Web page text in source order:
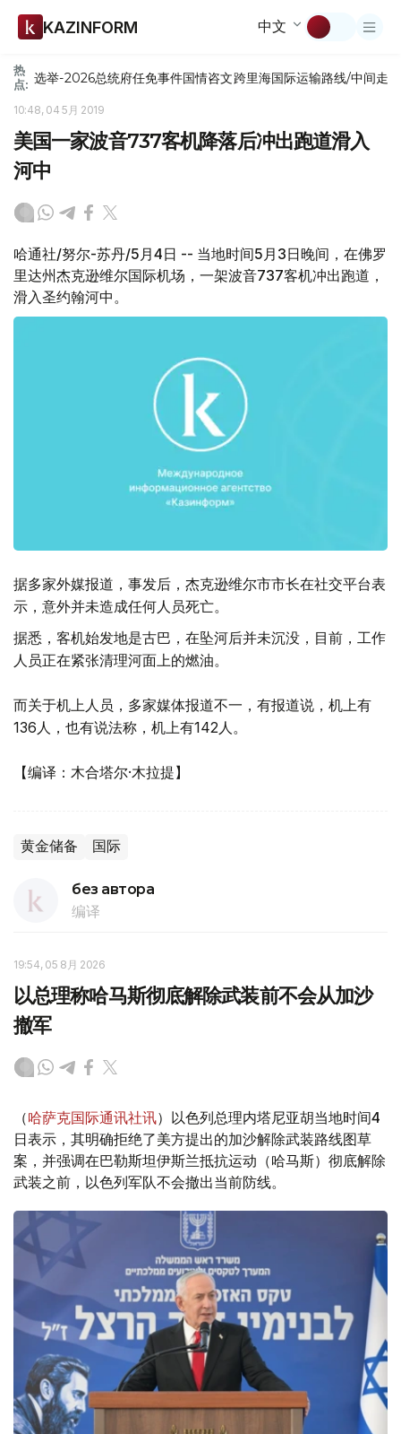
KAZINFORM 中文
热
点: 选举-2026总统府任免事件国情咨文跨里海国际运输路线/中间走廊
10:48, 04 5月 2019
美国一家波音737客机降落后冲出跑道滑入
河中
哈通社/努尔-苏丹/5月4日 -- 当地时间5月3日晚间，在佛罗
里达州杰克逊维尔国际机场，一架波音737客机冲出跑道，
滑入圣约翰河中。
据多家外媒报道，事发后，杰克逊维尔市市长在社交平台表
示，意外并未造成任何人员死亡。
据悉，客机始发地是古巴，在坠河后并未沉没，目前，工作
人员正在紧张清理河面上的燃油。
而关于机上人员，多家媒体报道不一，有报道说，机上有
136人，也有说法称，机上有142人。
【编译：木合塔尔·木拉提】
黄金储备 国际
без автора
编译
19:54, 05 8月 2026
以总理称哈马斯彻底解除武装前不会从加沙
撤军
（哈萨克国际通讯社讯）以色列总理内塔尼亚胡当地时间4
日表示，其明确拒绝了美方提出的加沙解除武装路线图草
案，并强调在巴勒斯坦伊斯兰抵抗运动（哈马斯）彻底解除
武装之前，以色列军队不会撤出当前防线。